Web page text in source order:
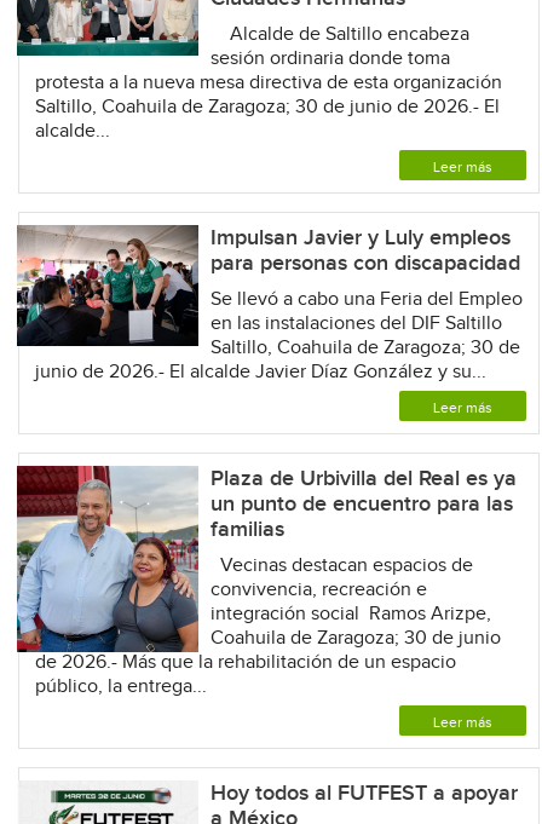
Alcalde de Saltillo encabeza
sesión ordinaria donde toma
protesta a la nueva mesa directiva de esta organización
Saltillo, Coahuila de Zaragoza; 30 de junio de 2026.- El
alcalde...
Leer más
Impulsan Javier y Luly empleos
para personas con discapacidad
Se llevó a cabo una Feria del Empleo
en las instalaciones del DIF Saltillo
Saltillo, Coahuila de Zaragoza; 30 de
junio de 2026.- El alcalde Javier Díaz González y su...
Leer más
Plaza de Urbivilla del Real es ya
un punto de encuentro para las
familias
Vecinas destacan espacios de
convivencia, recreación e
integración social Ramos Arizpe,
Coahuila de Zaragoza; 30 de junio
de 2026.- Más que la rehabilitación de un espacio
público, la entrega...
Leer más
Hoy todos al FUTFEST a apoyar
a México